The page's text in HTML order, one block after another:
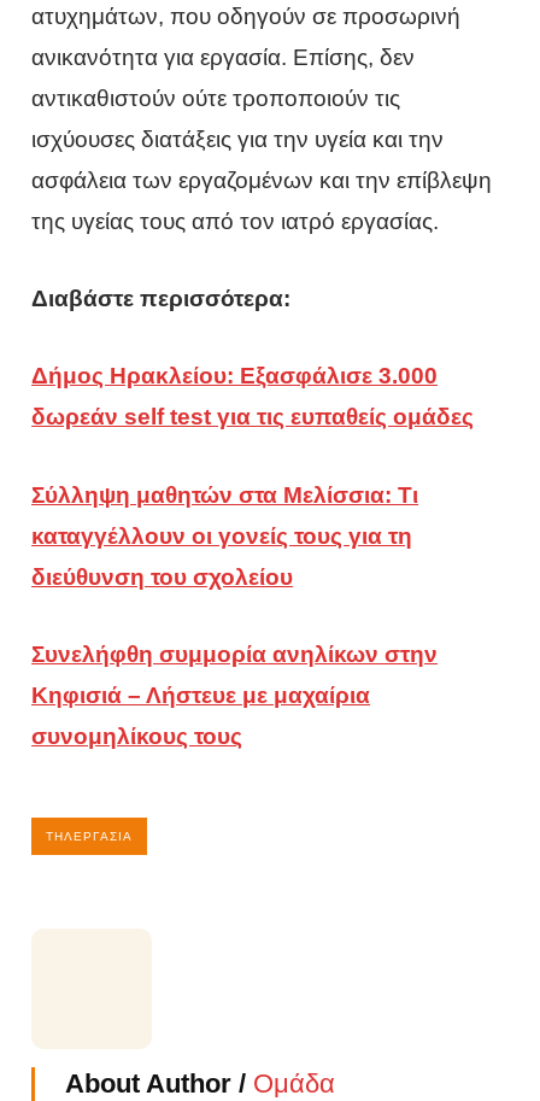
ατυχημάτων, που οδηγούν σε προσωρινή
ανικανότητα για εργασία. Επίσης, δεν
αντικαθιστούν ούτε τροποποιούν τις
ισχύουσες διατάξεις για την υγεία και την
ασφάλεια των εργαζομένων και την επίβλεψη
της υγείας τους από τον ιατρό εργασίας.
Διαβάστε περισσότερα:
Δήμος Ηρακλείου: Εξασφάλισε 3.000
δωρεάν self test για τις ευπαθείς ομάδες
Σύλληψη μαθητών στα Μελίσσια: Τι
καταγγέλλουν οι γονείς τους για τη
διεύθυνση του σχολείου
Συνελήφθη συμμορία ανηλίκων στην
Κηφισιά – Λήστευε με μαχαίρια
συνομηλίκους τους
ΤΗΛΕΡΓΑΣΊΑ
About Author / Ομάδα